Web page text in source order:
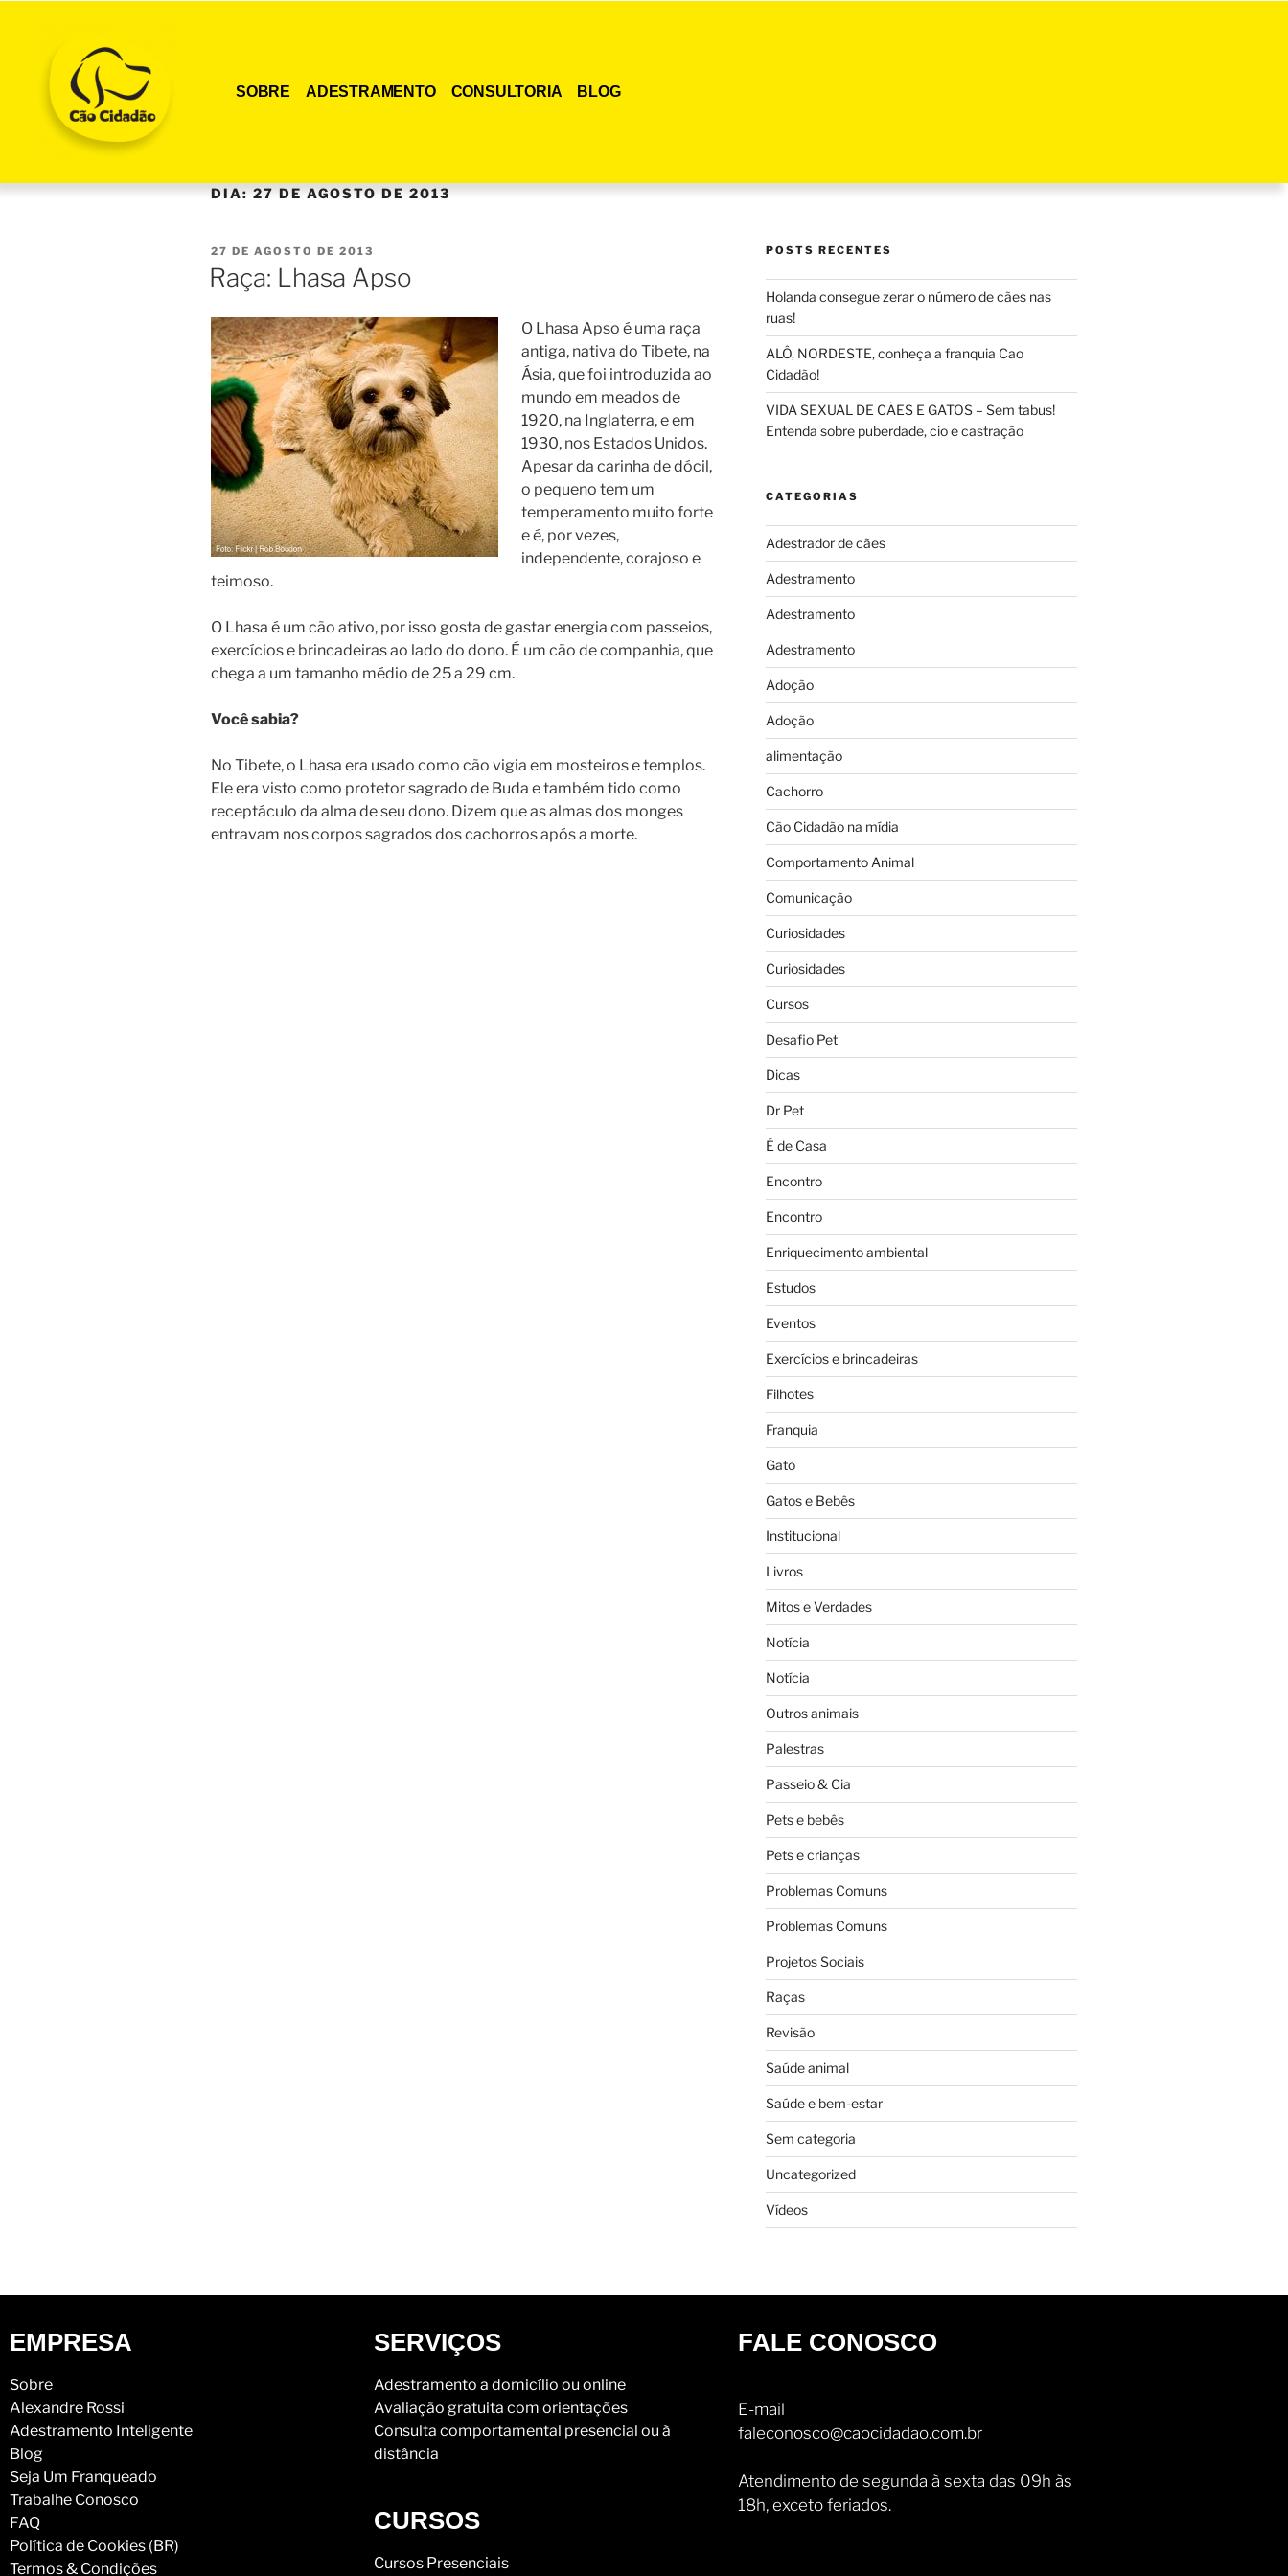
SOBRE ADESTRAMENTO CONSULTORIA BLOG
DIA:27 DE AGOSTO DE 2013
27 DE AGOSTO DE 2013
Raça: Lhasa Apso
O Lhasa Apso é uma raça
antiga, nativa do Tibete, na
Ásia, que foi introduzida ao
mundo em meados de
1920, na Inglaterra, e em
1930, nos Estados Unidos.
Apesar da carinha de dócil,
o pequeno tem um
temperamento muito forte
e é, por vezes,
independente, corajoso e
teimoso.
O Lhasa é um cão ativo, por isso gosta de gastar energia com passeios,
exercícios e brincadeiras ao lado do dono. É um cão de companhia, que
chega a um tamanho médio de 25 a 29 cm.
Você sabia?
No Tibete, o Lhasa era usado como cão vigia em mosteiros e templos.
Ele era visto como protetor sagrado de Buda e também tido como
receptáculo da alma de seu dono. Dizem que as almas dos monges
entravam nos corpos sagrados dos cachorros após a morte.
POSTS RECENTES
Holanda consegue zerar o número de cães nas
ruas!
ALÔ, NORDESTE, conheça a franquia Cao
Cidadão!
VIDA SEXUAL DE CÃES E GATOS – Sem tabus!
Entenda sobre puberdade, cio e castração
CATEGORIAS
Adestrador de cães
Adestramento
Adestramento
Adestramento
Adoção
Adoção
alimentação
Cachorro
Cão Cidadão na mídia
Comportamento Animal
Comunicação
Curiosidades
Curiosidades
Cursos
Desafio Pet
Dicas
Dr Pet
É de Casa
Encontro
Encontro
Enriquecimento ambiental
Estudos
Eventos
Exercícios e brincadeiras
Filhotes
Franquia
Gato
Gatos e Bebês
Institucional
Livros
Mitos e Verdades
Notícia
Notícia
Outros animais
Palestras
Passeio & Cia
Pets e bebês
Pets e crianças
Problemas Comuns
Problemas Comuns
Projetos Sociais
Raças
Revisão
Saúde animal
Saúde e bem-estar
Sem categoria
Uncategorized
Vídeos
EMPRESA
Sobre
Alexandre Rossi
Adestramento Inteligente
Blog
Seja Um Franqueado
Trabalhe Conosco
FAQ
Política de Cookies (BR)
Termos & Condições
SERVIÇOS
Adestramento a domicílio ou online
Avaliação gratuita com orientações
Consulta comportamental presencial ou à
distância
CURSOS
Cursos Presenciais
FALE CONOSCO
E-mail
faleconosco@caocidadao.com.br
Atendimento de segunda à sexta das 09h às
18h, exceto feriados.